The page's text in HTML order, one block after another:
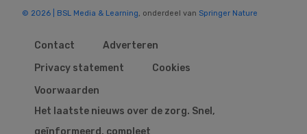
© 2026 | BSL Media & Learning, onderdeel van Springer Nature
Contact
Adverteren
Privacy statement
Cookies
Voorwaarden
Het laatste nieuws over de zorg. Snel,
geïnformeerd, compleet